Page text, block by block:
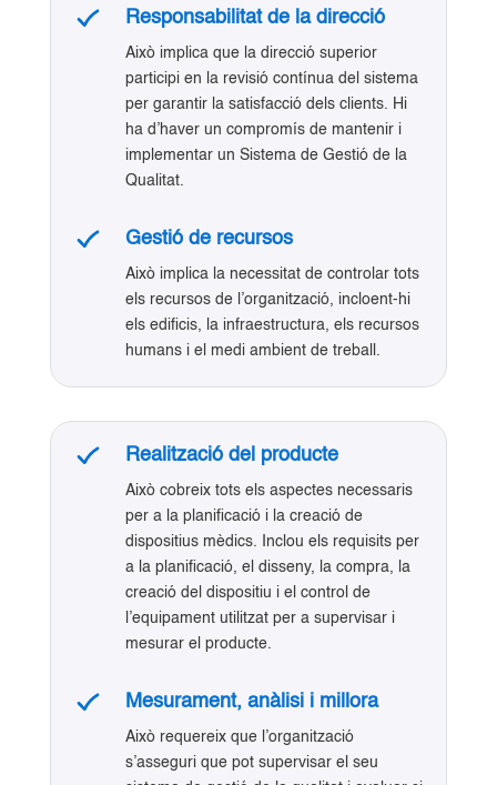
Responsabilitat de la direcció
Això implica que la direcció superior
participi en la revisió contínua del sistema
per garantir la satisfacció dels clients. Hi
ha d’haver un compromís de mantenir i
implementar un Sistema de Gestió de la
Qualitat.
Gestió de recursos
Això implica la necessitat de controlar tots
els recursos de l’organització, incloent-hi
els edificis, la infraestructura, els recursos
humans i el medi ambient de treball.
Realització del producte
Això cobreix tots els aspectes necessaris
per a la planificació i la creació de
dispositius mèdics. Inclou els requisits per
a la planificació, el disseny, la compra, la
creació del dispositiu i el control de
l’equipament utilitzat per a supervisar i
mesurar el producte.
Mesurament, anàlisi i millora
Això requereix que l’organització
s’asseguri que pot supervisar el seu